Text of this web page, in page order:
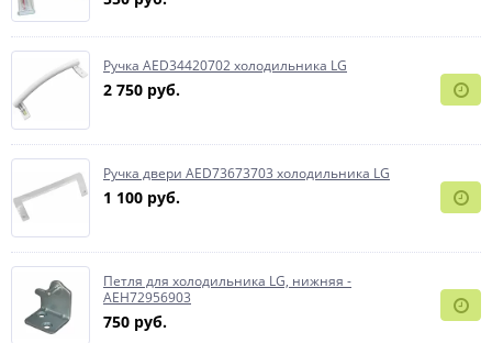
Ручка AED34420702 холодильника LG
2 750 руб.
Ручка двери AED73673703 холодильника LG
1 100 руб.
Петля для холодильника LG, нижняя -
AEH72956903
750 руб.